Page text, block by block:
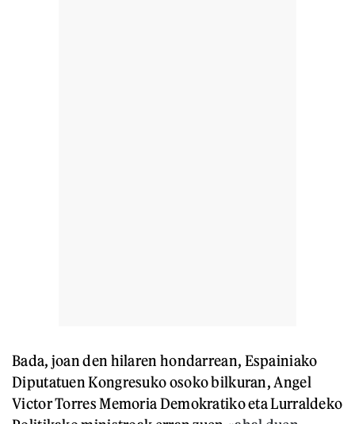
Bada, joan den hilaren hondarrean, Espainiako
Diputatuen Kongresuko osoko bilkuran, Angel
Victor Torres Memoria Demokratiko eta Lurraldeko